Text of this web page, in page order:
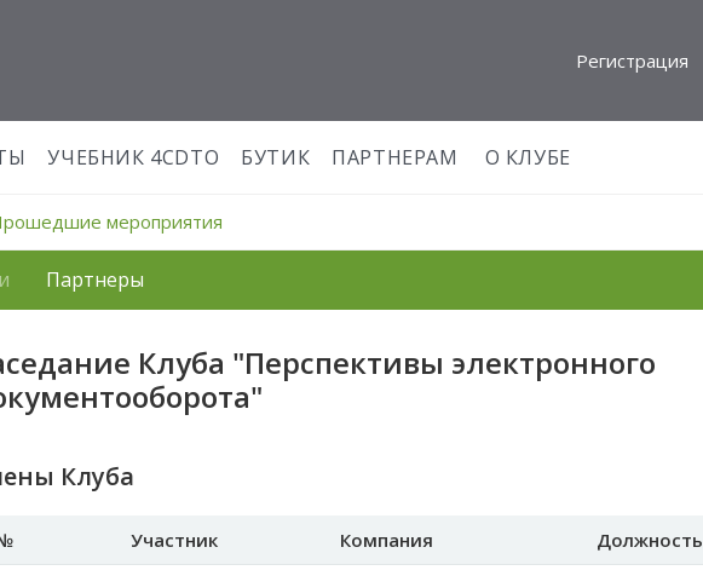
Регистрация
мероприятия
УЧЕБНИК 4CDTO БУТИК ПАРТНЕРАМ О КЛУБЕ
Партнеры
Клуба "Перспективы электронного
Клуба
Участник Компания Должность